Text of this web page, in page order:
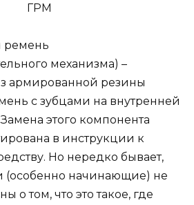
ремень
механизма) –
армированной резины
с зубцами на внутренней
этого компонента
в инструкции к
Но нередко бывает,
(особенно начинающие) не
о том, что это такое, где